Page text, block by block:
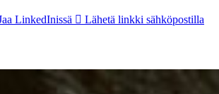
LinkedInissä Lähetä linkki sähköpostilla